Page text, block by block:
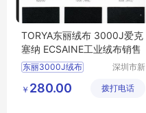
TORYA东丽绒布 3000J爱克
塞纳 ECSAINE工业绒布销售
东丽3000J绒布
TORYA3000J
深圳市新
链有限公
￥ 280.00 拨打电话